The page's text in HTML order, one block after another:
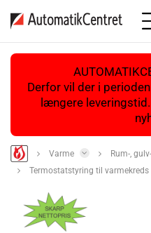
Derfor vil der i
længere
Varme
Rum-,
Termostatstyring til varmekreds